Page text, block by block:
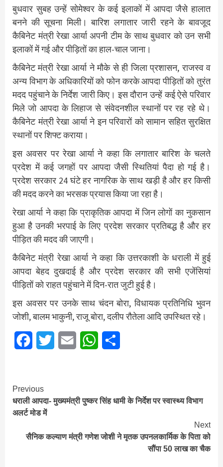
बुधवार सुबह उन्हें सोमेश्वर के कई इलाकों में आपदा जैसे हालात
बनने की सूचना मिली। बारिश लगातार जारी रहने के बावजूद
कैबिनेट मंत्री रेखा आर्या अपनी टीम के साथ बुधवार को उन सभी
इलाकों में गई और पीड़ितों का हाल-चाल जाना।
कैबिनेट मंत्री रेखा आर्या ने मौके से ही जिला प्रशासन, राजस्व व
अन्य विभाग के अधिकारियों को फोन करके आपदा पीड़ितों को तुरंत
मदद पहुंचाने के निर्देश जारी किए। इस दौरान उन्हें कई ऐसे परिवार
मिले जो आपदा के लिहाज से संवेदनशील स्थानों पर रह रहे थे।
कैबिनेट मंत्री रेखा आर्या ने इन परिवारों को सामान सहित सुरक्षित
स्थानों पर शिफ्ट कराया।
इस अवसर पर रेखा आर्या ने कहा कि लगातार बारिश के चलते
प्रदेश में कई जगहों पर आपदा जैसी स्थितियां पैदा हो गई है।
प्रदेश सरकार 24 घंटे हर नागरिक के साथ खड़ी है और हर किसी
की मदद करने का भरसक प्रयास किया जा रहा है।
रेखा आर्या ने कहा कि प्राकृतिक आपदा में जिन लोगों का नुकसान
हुआ है उनकी भरपाई के लिए प्रदेश सरकार प्रतिबद्ध है और हर
पीड़ित की मदद की जाएगी।
कैबिनेट मंत्री रेखा आर्या ने कहा कि उत्तरकाशी के धराली में हुई
आपदा बेहद दुखदाई है और प्रदेश सरकार की सभी एजेंसियां
पीड़ितों को राहत पहुंचाने में दिन-रात जुटी हुई है।
इस अवसर पर उनके साथ चंदन बोरा, विधायक प्रतिनिधि भुवन
जोशी, बालम भाकुनी, राजू बोरा, दलीप रौतेला आदि उपस्थित रहे।
FacebookTwitter Email WhatsApp
Continue
Reading
Previous
धराली आपदा- मुख्यमंत्री पुष्कर सिंह धामी के निर्देश पर स्वास्थ्य विभाग
अलर्ट मोड में
Next
सैनिक कल्याण मंत्री गणेश जोशी ने मृतक उपनलकार्मिक के पिता को
सौंपा 50 लाख का चैक